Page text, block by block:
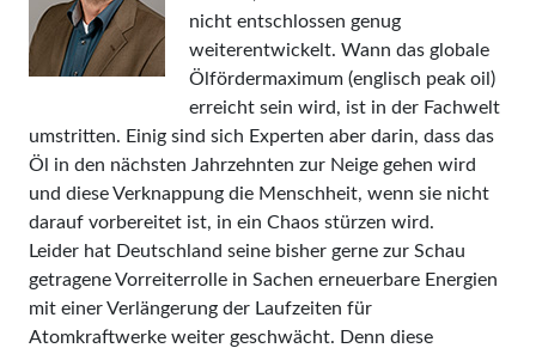
nicht entschlossen genug
weiterentwickelt. Wann das globale
Ölfördermaximum (englisch peak oil)
erreicht sein wird, ist in der Fach­welt
umstritten. Einig sind sich Experten aber darin, dass das
Öl in den nächsten Jahrzehnten zur Neige gehen wird
und diese Verknappung die Menschheit, wenn sie nicht
darauf vorbereitet ist, in ein Chaos stürzen wird.
Leider hat Deutschland seine bisher gerne zur Schau
getragene Vorreiterrolle in Sachen erneuer­bare Energien
mit einer Verlängerung der Laufzeiten für
Atomkraftwerke weiter geschwächt. Denn diese